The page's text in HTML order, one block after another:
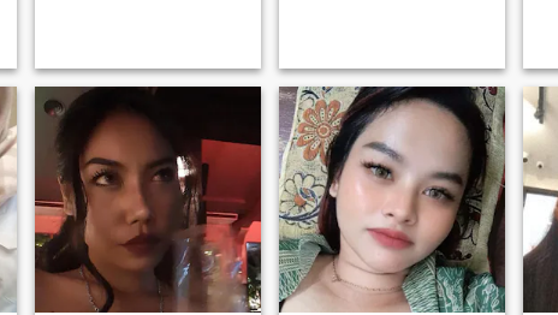
value honesty, kindness, and
someone
tengo problemas de
confianza con el amor así
que no soy fácil de enamorar.
Nunca estuve activa con
citas o tratando de conocer a
un hombre. Podrías decir
que soy una chica tímida
(persona introvertida). pero
más allá de eso no puedo
vivir sin sonreír y reír y me
gusta hacer felices a los
demás; mi corazón es cálido
y amable y siempre trato a
la gente de la mejor manera.